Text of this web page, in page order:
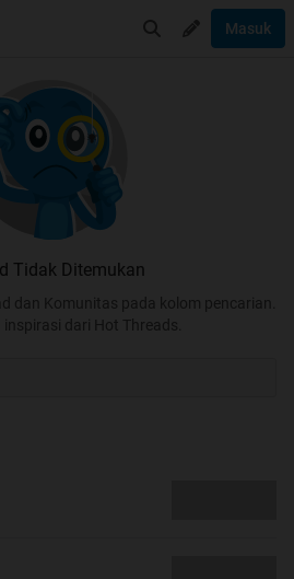
Masuk
Tidak Ditemukan
dan Komunitas pada kolom pencarian.
inspirasi dari Hot Threads.